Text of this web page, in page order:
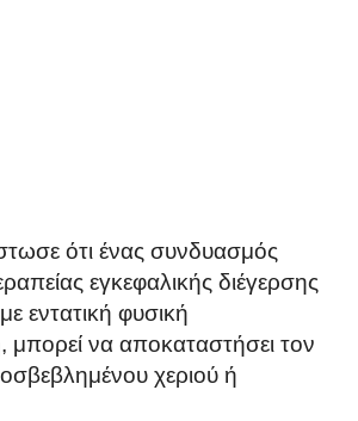
ότι ένας συνδυασμός
εγκεφαλικής διέγερσης
εντατική φυσική
να αποκαταστήσει τον
χεριού ή